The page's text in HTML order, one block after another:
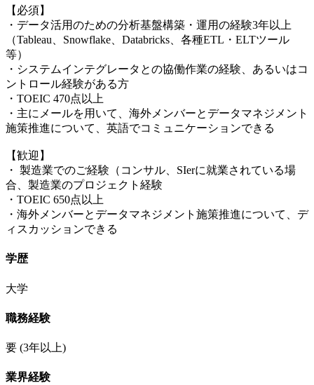
【必須】
・データ活用のための分析基盤構築・運用の経験3年以上
（Tableau、Snowflake、Databricks、各種ETL・ELTツール
等）
・システムインテグレータとの協働作業の経験、あるいはコ
ントロール経験がある方
・TOEIC 470点以上
・主にメールを用いて、海外メンバーとデータマネジメント
施策推進について、英語でコミュニケーションできる
【歓迎】
・ 製造業でのご経験（コンサル、SIerに就業されている場
合、製造業のプロジェクト経験
・TOEIC 650点以上
・海外メンバーとデータマネジメント施策推進について、デ
ィスカッションできる
学歴
大学
職務経験
要 (3年以上)
業界経験